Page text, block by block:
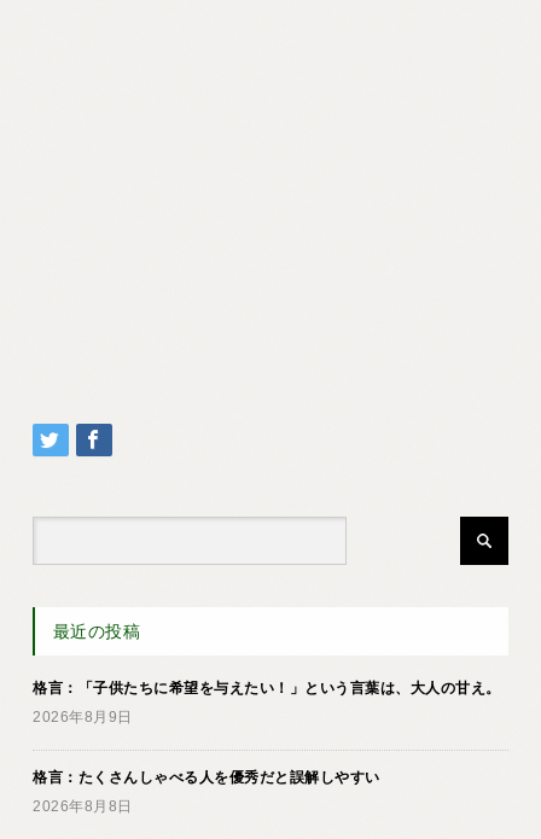
最近の投稿
格言：「子供たちに希望を与えたい！」という言葉は、大人の甘え。
2026年8月9日
格言：たくさんしゃべる人を優秀だと誤解しやすい
2026年8月8日